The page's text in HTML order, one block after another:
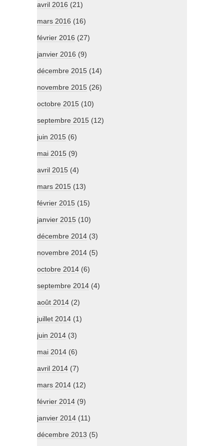
avril 2016 (21)
mars 2016 (16)
février 2016 (27)
janvier 2016 (9)
décembre 2015 (14)
novembre 2015 (26)
octobre 2015 (10)
septembre 2015 (12)
juin 2015 (6)
mai 2015 (9)
avril 2015 (4)
mars 2015 (13)
février 2015 (15)
janvier 2015 (10)
décembre 2014 (3)
novembre 2014 (5)
octobre 2014 (6)
septembre 2014 (4)
août 2014 (2)
juillet 2014 (1)
juin 2014 (3)
mai 2014 (6)
avril 2014 (7)
mars 2014 (12)
février 2014 (9)
janvier 2014 (11)
décembre 2013 (5)